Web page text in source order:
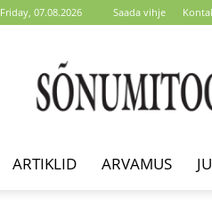
Friday, 07.08.2026 Saada vihje
ARTIKLID ARVAMUS